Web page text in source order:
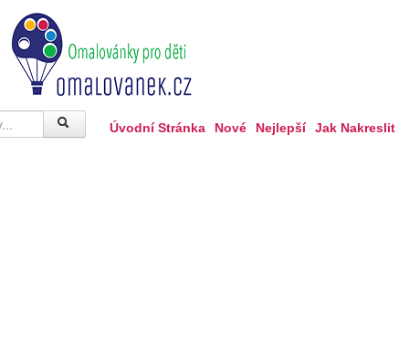
Úvodní Stránka Nové Nejlepší Jak Nakreslit